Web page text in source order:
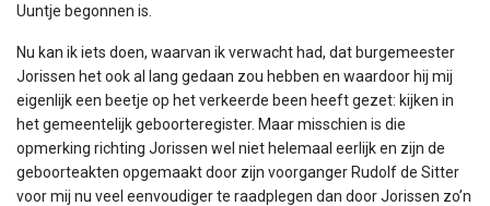
Uuntje begonnen is.
Nu kan ik iets doen, waarvan ik verwacht had, dat burgemeester
Jorissen het ook al lang gedaan zou hebben en waardoor hij mij
eigenlijk een beetje op het verkeerde been heeft gezet: kijken in
het gemeentelijk geboorteregister. Maar misschien is die
opmerking richting Jorissen wel niet helemaal eerlijk en zijn de
geboorteakten opgemaakt door zijn voorganger Rudolf de Sitter
voor mij nu veel eenvoudiger te raadplegen dan door Jorissen zo’n